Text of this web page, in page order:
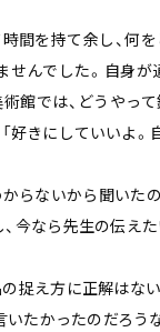
間を持て余し、何
せんでした。自身
術館では、どうやっ
好きにしていいよ。
らないから聞いた
今なら先生の伝え
捉え方に正解はな
いたかったのだろう